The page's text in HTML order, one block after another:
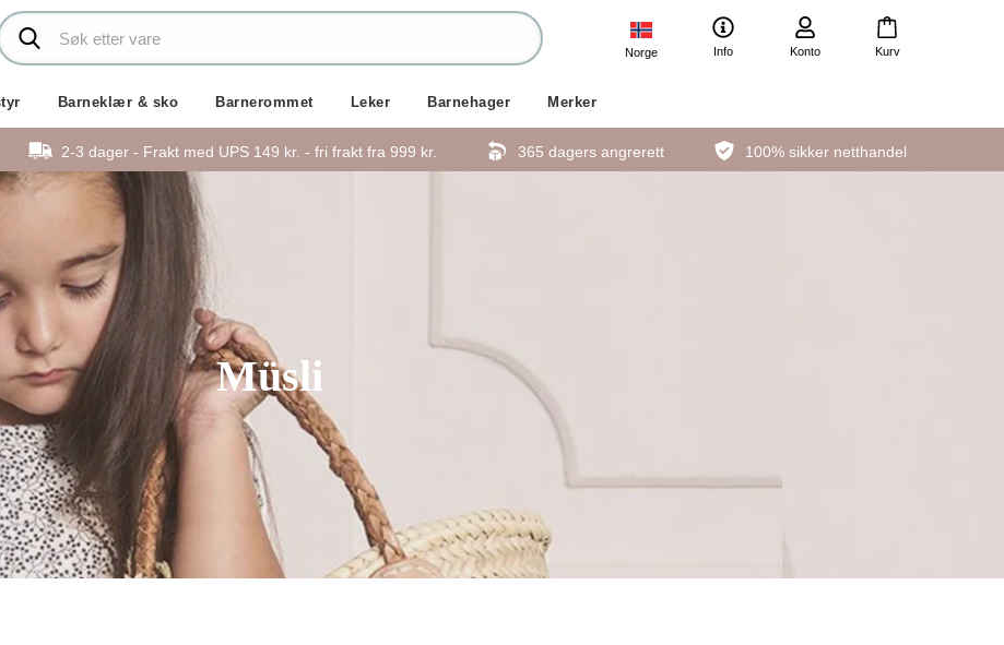
Norge Info Konto Kurv
Barneklær & sko Barnerommet Leker Barnehager Merker
2-3 dager - Frakt med UPS 149 kr. - fri frakt fra 999 kr. 365 dagers angrerett 100% sikker netthandel
Müsli